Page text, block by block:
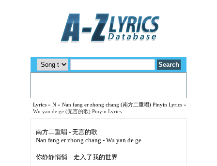
Lyrics » N » Nan fang er zhong chang (南方二重唱) Pinyin Lyrics »
Wu yan de ge (无言的歌) Pinyin Lyrics
南方二重唱 - 无言的歌
Nan fang er zhong chang - Wu yan de ge
你静静悄悄 走入了我的世界